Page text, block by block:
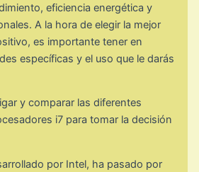
eficiencia energética y
A la hora de elegir la mejor
es importante tener en
específicas y el uso que le darás
y comparar las diferentes
i7 para tomar la decisión
por Intel, ha pasado por